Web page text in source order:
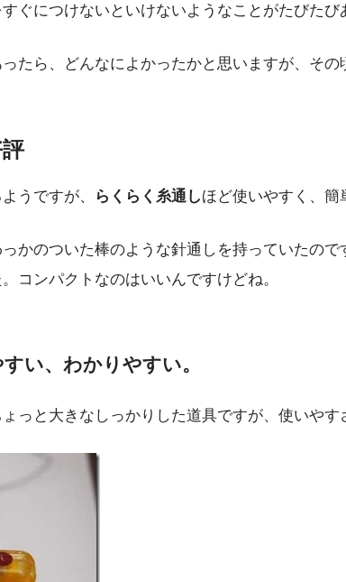
ぐにつけないといけないようなことがたびたび
たら、どんなによかったかと思いますが、そ
うですが、 らくらく糸通しほど使いやすく、簡
かのついた棒のような針通しを持っていたの
コンパクトなのはいいんですけどね。
い、わかりやすい。
っと大きなしっかりした道具ですが、使いやす